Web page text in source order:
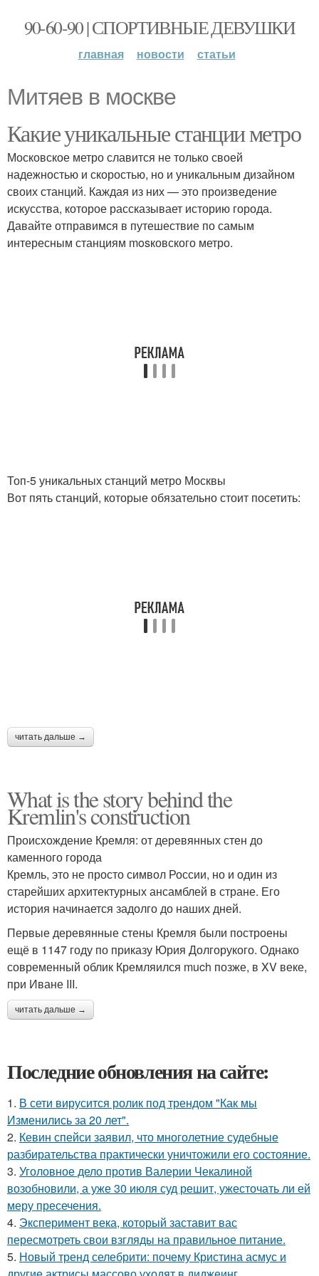
90-60-90 | СПОРТИВНЫЕ ДЕВУШКИ
главная новости статьи
Митяев в москве
Какие уникальные станции метро
Московское метро славится не только своей
надежностью и скоростью, но и уникальным дизайном
своих станций. Каждая из них — это произведение
искусства, которое рассказывает историю города.
Давайте отправимся в путешествие по самым
интересным станциям mosковского метро.
Топ-5 уникальных станций метро Москвы
Вот пять станций, которые обязательно стоит посетить:
читать дальше →
What is the story behind the
Kremlin's construction
Происхождение Кремля: от деревянных стен до
каменного города
Кремль, это не просто символ России, но и один из
старейших архитектурных ансамблей в стране. Его
история начинается задолго до наших дней.
Первые деревянные стены Кремля были построены
ещё в 1147 году по приказу Юрия Долгорукого. Однако
современный облик Кремляился much позже, в XV веке,
при Иване III.
читать дальше →
Последние обновления на сайте:
1. В сети вирусится ролик под трендом "Как мы
Изменились за 20 лет".
2. Кевин спейси заявил, что многолетние судебные
разбирательства практически уничтожили его состояние.
3. Уголовное дело против Валерии Чекалиной
возобновили, а уже 30 июля суд решит, ужесточать ли ей
меру пресечения.
4. Эксперимент века, который заставит вас
пересмотреть свои взгляды на правильное питание.
5. Новый тренд селебрити: почему Кристина асмус и